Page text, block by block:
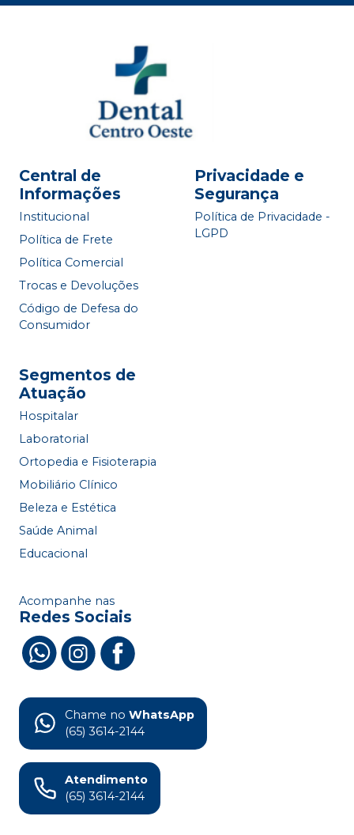
Central de
Informações
Institucional
Política de Frete
Política Comercial
Trocas e Devoluções
Código de Defesa do
Consumidor
Privacidade e
Segurança
Política de Privacidade -
LGPD
Segmentos de
Atuação
Hospitalar
Laboratorial
Ortopedia e Fisioterapia
Mobiliário Clínico
Beleza e Estética
Saúde Animal
Educacional
Acompanhe nas
Redes Sociais
Chame no WhatsApp
(65) 3614-2144
Atendimento
(65) 3614-2144